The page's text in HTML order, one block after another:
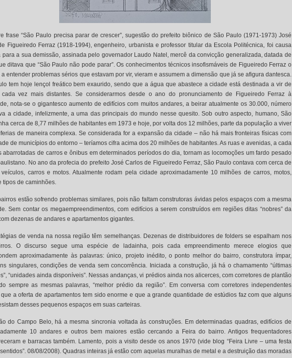
frase “São Paulo precisa parar de crescer”, sugestão do prefeito biônico de São Paulo (1971-1973) José
Figueiredo Ferraz (1918-1994), engenheiro, urbanista e professor titular da Escola Politécnica, foi causa
para a sua demissão, assinada pelo governador Laudo Natel, mercê da convicção generalizada, datada de
ditava que “São Paulo não pode parar”. Os conhecimentos técnicos insofismáveis de Figueiredo Ferraz o
a entender problemas sérios que estavam por vir, vieram e assumem a dimensão que já se afigura dantesca.
tem hoje lençol freático bem exaurido, sendo que a água que abastece a cidade está destinada a vir de
cada vez mais distantes. Se considerarmos desde o ano do pronunciamento de Figueiredo Ferraz à
nota-se o gigantesco aumento de edifícios com muitos andares, a beirar atualmente os 30.000, número
a cidade, infelizmente, a uma das principais do mundo nesse quesito. Sob outro aspecto, humano, São
cerca de 8,77 milhões de habitantes em 1973 e hoje, por volta dos 12 milhões, parte da população a viver
de maneira complexa. Se considerada for a expansão da cidade – não há mais fronteiras físicas com
de municípios do entorno – teríamos cifra acima dos 20 milhões de habitantes. As ruas e avenidas, a cada
abarrotadas de carros e ônibus em determinados períodos do dia, tornam as locomoções um fardo pesado
No ano da profecia do prefeito José Carlos de Figueiredo Ferraz, São Paulo contava com cerca de
carros e motos. Atualmente rodam pela cidade aproximadamente 10 milhões de carros, motos,
tipos de caminhões.
estão sofrendo problemas similares, pois não faltam construtoras ávidas pelos espaços com a mesma
Sem contar os megaempreendimentos, com edifícios a serem construídos em regiões ditas “nobres” da
dezenas de andares e apartamentos gigantes.
de venda na nossa região têm semelhanças. Dezenas de distribuidores de folders se espalham nos
O discurso segue uma espécie de ladainha, pois cada empreendimento merece elogios que
aproximadamente às palavras: único, projeto inédito, o ponto melhor do bairro, construtora ímpar,
singulares, condições de venda sem concorrência. Iniciada a construção, já há o chamamento “últimas
“unidades ainda disponíveis”. Nessas andanças, vi prédios ainda nos alicerces, com corretores de plantão
sempre as mesmas palavras, “melhor prédio da região”. Em conversa com corretores independentes
a oferta de apartamentos tem sido enorme e que a grande quantidade de estúdios faz com que alguns
desses pequenos espaços em suas carteiras.
do Campo Belo, há a mesma sincronia voltada às construções. Em determinadas quadras, edifícios de
10 andares e outros bem maiores estão cercando a Feira do bairro. Antigos frequentadores
e barracas também. Lamento, pois a visito desde os anos 1970 (vide blog “Feira Livre – uma festa
08/08/2008). Quadras inteiras já estão com aquelas muralhas de metal e a destruição das moradas